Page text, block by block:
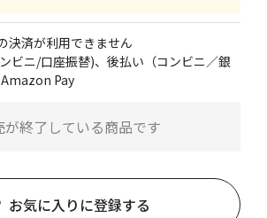
決済が利用できません
ビニ/口座振替)、後払い（コンビニ／銀
Pay
お気に入りに登録する
が終了している商品です